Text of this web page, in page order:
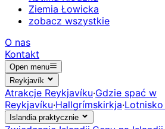
Ziemia Łowicka
zobacz wszystkie
O nas
Kontakt
Open menu
Reykjavík
Atrakcje Reykjavíku·Gdzie spać w
Reykjavíku·Hallgrímskirkja·
Islandia praktycznie